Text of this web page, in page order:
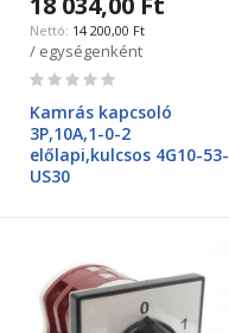
14 200,00 Ft
/ egységenként
Rating:
Kamrás kapcsoló
3P,10A,1-0-2
előlapi,kulcsos 4G10-53-
US30